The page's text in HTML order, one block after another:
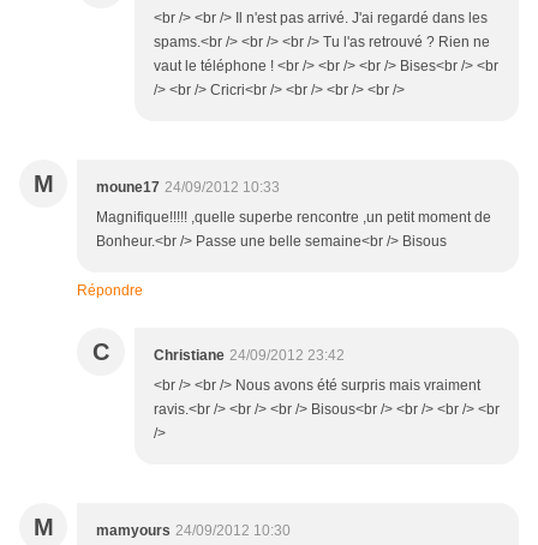
<br /> <br /> Il n'est pas arrivé. J'ai regardé dans les
spams.<br /> <br /> <br /> Tu l'as retrouvé ? Rien ne
vaut le téléphone ! <br /> <br /> <br /> Bises<br /> <br
/> <br /> Cricri<br /> <br /> <br /> <br />
M moune17 24/09/2012 10:33
Magnifique!!!!! ,quelle superbe rencontre ,un petit moment de
Bonheur.<br /> Passe une belle semaine<br /> Bisous
Répondre
C Christiane 24/09/2012 23:42
<br /> <br /> Nous avons été surpris mais vraiment
ravis.<br /> <br /> <br /> Bisous<br /> <br /> <br /> <br
/>
M mamyours 24/09/2012 10:30